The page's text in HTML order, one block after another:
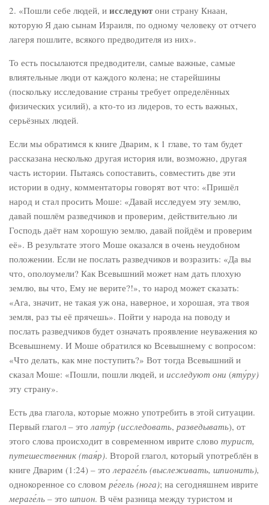
2. «Пошли себе людей, и исследуютони страну Кнаан,
которую Я даю сынам Израиля, по одному человеку от отчего
лагеря пошлите, всякого предводителя из них».
То есть посылаются предводители, самые важные, самые
влиятельные люди от каждого колена; не старейшины
(поскольку исследование страны требует определённых
физических усилий), а кто-то из лидеров, то есть важных,
серьёзных людей.
Если мы обратимся к книге Дварим, к 1 главе, то там будет
рассказана несколько другая история или, возможно, другая
часть истории. Пытаясь сопоставить, совместить две эти
истории в одну, комментаторы говорят вот что: «Пришёл
народ и стал просить Моше: «Давай исследуем эту землю,
давай пошлём разведчиков и проверим, действительно ли
Господь даёт нам хорошую землю, давай пойдём и проверим
её». В результате этого Моше оказался в очень неудобном
положении. Если не послать разведчиков и возразить: «Да вы
что, ополоумели? Как Всевышний может нам дать плохую
землю, вы что, Ему не верите?!», то народ может сказать:
«Ага, значит, не такая уж она, наверное, и хорошая, эта твоя
земля, раз ты её прячешь». Пойти у народа на поводу и
послать разведчиков будет означать проявление неуважения ко
Всевышнему. И Моше обратился ко Всевышнему с вопросом:
«Что делать, как мне поступить?» Вот тогда Всевышний и
сказал Моше: «Пошли, пошли людей, и исследуют они (яту́ру)
эту страну».
Есть два глагола, которые можно употребить в этой ситуации.
Первый глагол – этолату́р (исследовать, разведывать), от
этого слова происходит в современном иврите слово турист,
путешественник (тая́р). Второй глагол, который употреблён в
книге Дварим (1:24) – этолераге́ль (выслеживать, шпионить),
однокоренное со словом ре́гель (нога); на сегодняшнем иврите
мераге́ль – это шпион. В чём разница между туристом и